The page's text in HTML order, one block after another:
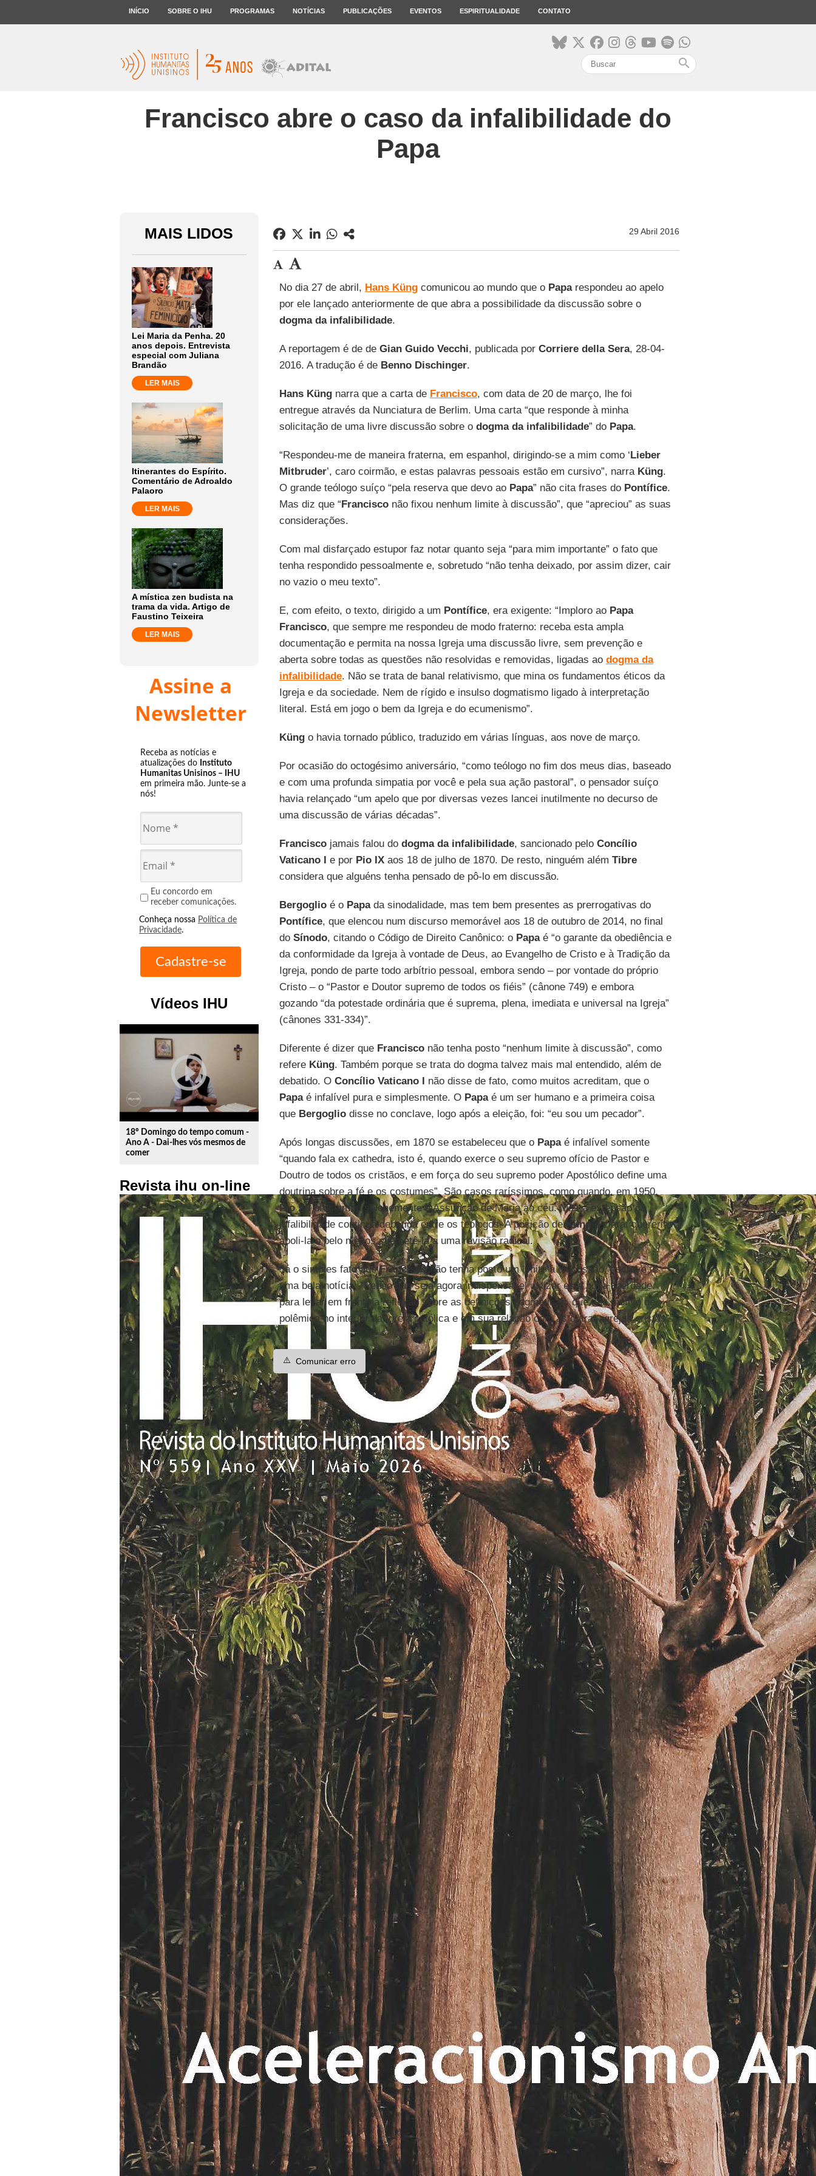
INÍCIO SOBRE O IHU PROGRAMAS NOTÍCIAS PUBLICAÇÕES EVENTOS ESPIRITUALIDADE CONTATO
search
Francisco abre o caso da infalibilidade do
Papa
MAIS LIDOS
Lei Maria da Penha. 20
anos depois. Entrevista
especial com Juliana
Brandão
LER MAIS
Itinerantes do Espírito.
Comentário de Adroaldo
Palaoro
LER MAIS
A mística zen budista na
trama da vida. Artigo de
Faustino Teixeira
LER MAIS
Assine a
Newsletter
Receba as notícias e
atualizações do Instituto
Humanitas Unisinos – IHU
em primeira mão. Junte-se a
nós!
Eu concordo em
receber comunicações.
Conheça nossa Política de
Privacidade.
Vídeos IHU
play_circle_outline
18º Domingo do tempo comum -
Ano A - Dai-lhes vós mesmos de
comer
Revista ihu on-line
29 Abril 2016
No dia 27 de abril, Hans Küngcomunicou ao mundo que o Paparespondeu ao apelo
por ele lançado anteriormente de que abra a possibilidade da discussão sobre o
dogma da infalibilidade.
A reportagem é de de Gian Guido Vecchi, publicada por Corriere della Sera, 28-04-
2016. A tradução é de Benno Dischinger.
Hans Küngnarra que a carta de Francisco, com data de 20 de março, lhe foi
entregue através da Nunciatura de Berlim. Uma carta “que responde à minha
solicitação de uma livre discussão sobre o dogma da infalibilidade” do Papa.
“Respondeu-me de maneira fraterna, em espanhol, dirigindo-se a mim como ‘Lieber
Mitbruder’, caro coirmão, e estas palavras pessoais estão em cursivo”, narra Küng.
O grande teólogo suíço “pela reserva que devo ao Papa” não cita frases do Pontífice.
Mas diz que “Francisconão fixou nenhum limite à discussão”, que “apreciou” as suas
considerações.
Com mal disfarçado estupor faz notar quanto seja “para mim importante” o fato que
tenha respondido pessoalmente e, sobretudo “não tenha deixado, por assim dizer, cair
no vazio o meu texto”.
E, com efeito, o texto, dirigido a um Pontífice, era exigente: “Imploro ao Papa
Francisco, que sempre me respondeu de modo fraterno: receba esta ampla
documentação e permita na nossa Igreja uma discussão livre, sem prevenção e
aberta sobre todas as questões não resolvidas e removidas, ligadas ao dogma da
infalibilidade. Não se trata de banal relativismo, que mina os fundamentos éticos da
Igreja e da sociedade. Nem de rígido e insulso dogmatismo ligado à interpretação
literal. Está em jogo o bem da Igreja e do ecumenismo”.
Küngo havia tornado público, traduzido em várias línguas, aos nove de março.
Por ocasião do octogésimo aniversário, “como teólogo no fim dos meus dias, baseado
e com uma profunda simpatia por você e pela sua ação pastoral”, o pensador suíço
havia relançado “um apelo que por diversas vezes lancei inutilmente no decurso de
uma discussão de várias décadas”.
Franciscojamais falou do dogma da infalibilidade, sancionado pelo Concílio
Vaticano I e por Pio IXaos 18 de julho de 1870. De resto, ninguém além Tibre
considera que alguéns tenha pensado de pô-lo em discussão.
Bergoglioé o Papada sinodalidade, mas tem bem presentes as prerrogativas do
Pontífice, que elencou num discurso memorável aos 18 de outubro de 2014, no final
do Sínodo, citando o Código de Direito Canônico: o Papaé “o garante da obediência e
da conformidade da Igreja à vontade de Deus, ao Evangelho de Cristo e à Tradição da
Igreja, pondo de parte todo arbítrio pessoal, embora sendo – por vontade do próprio
Cristo – o “Pastor e Doutor supremo de todos os fiéis” (cânone 749) e embora
gozando “da potestade ordinária que é suprema, plena, imediata e universal na Igreja”
(cânones 331-334)”.
Diferente é dizer que Francisconão tenha posto “nenhum limite à discussão”, como
refere Küng. Também porque se trata do dogma talvez mais mal entendido, além de
debatido. O Concílio Vaticano I não disse de fato, como muitos acreditam, que o
Papaé infalível pura e simplesmente. O Papaé um ser humano e a primeira coisa
que Bergogliodisse no conclave, logo após a eleição, foi: “eu sou um pecador”.
Após longas discussões, em 1870 se estabeleceu que o Papaé infalível somente
“quando fala ex cathedra, isto é, quando exerce o seu supremo ofício de Pastor e
Doutro de todos os cristãos, e em força do seu supremo poder Apostólico define uma
doutrina sobre a fé e os costumes”. São casos raríssimos, como quando, em 1950,
Pio XIIproclamou solenemente a Assunção de Maria ao céu. Mas a extensão da
infalibilidade continua debatida entre os teólogos. A posição deKüngé clara: quereria
aboli-la o pelo menos submetê-la a uma revisão radical.
Já o simples fato queFrancisconão tenha posto um limite à discussão, escreve, é
uma bela notícia: “Penso que seja agora indispensável utilizar esta nova liberdade
para levar em frente a reflexão sobre as definições dogmáticas, que são motivo de
polêmica no interior da Igreja católica e em sua relação com as outras igrejas cristãs”.
⚠️ Comunicar erro